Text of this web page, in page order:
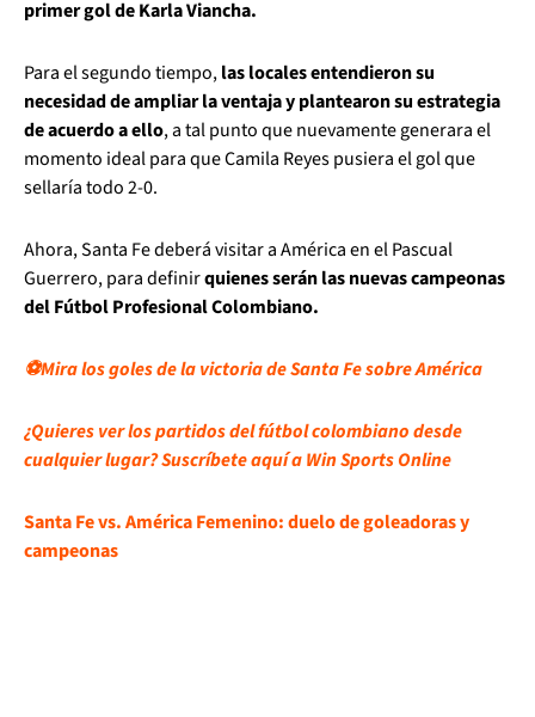
primer gol de Karla Viancha.
Para el segundo tiempo,las locales entendieron su
necesidad de ampliar la ventaja y plantearon su estrategia
de acuerdo a ello, a tal punto que nuevamente generara el
momento ideal para que Camila Reyes pusiera el gol que
sellaría todo 2-0.
Ahora, Santa Fe deberá visitar a América en el Pascual
Guerrero, para definirquienes serán las nuevas campeonas
del Fútbol Profesional Colombiano.
⚽Mira los goles de la victoria de Santa Fe sobre América
¿Quieres ver los partidos del fútbol colombiano desde
cualquier lugar? Suscríbete aquí a Win Sports Online
Santa Fe vs. América Femenino: duelo de goleadoras y
campeonas